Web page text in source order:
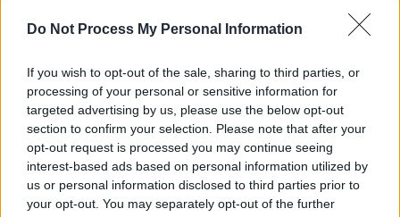
Do Not Process My Personal Information
If you wish to opt-out of the sale, sharing to third parties, or
processing of your personal or sensitive information for
targeted advertising by us, please use the below opt-out
section to confirm your selection. Please note that after your
opt-out request is processed you may continue seeing
interest-based ads based on personal information utilized by
us or personal information disclosed to third parties prior to
your opt-out. You may separately opt-out of the further
ΔΙΑΒΑΣΤΕ ΕΠΙΣΗΣ
Αθλητισμός|02.05.2026 20:30
Formula 1: Δυναμικό come back της
McLaren με νίκη του Νόρις και 1-2
στο Sprint Race του Μαϊάμι